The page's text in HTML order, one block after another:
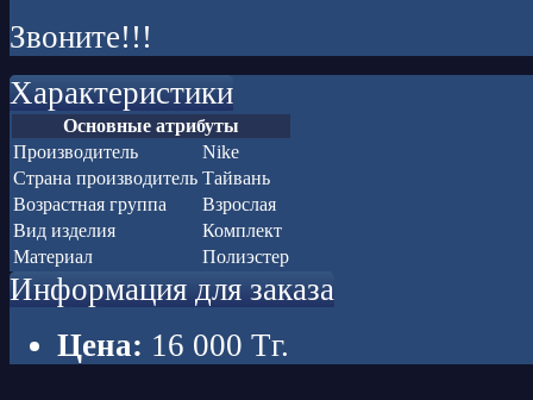
Звоните!!!
Характеристики
Основные атрибуты
Производитель
Nike
Страна производитель Тайвань
Возрастная группа
Взрослая
Вид изделия
Комплект
Материал
Полиэстер
Информация для заказа
Цена: 16 000 Тг.